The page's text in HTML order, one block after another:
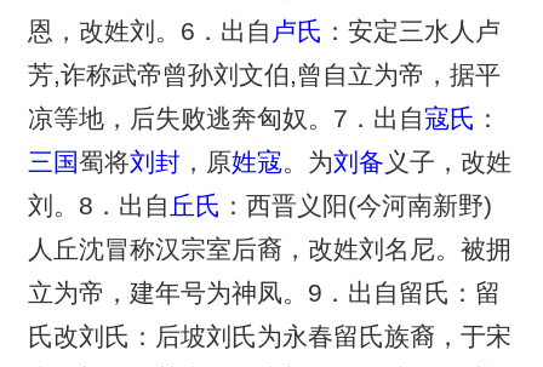
恩，改姓刘。6．出自 卢氏 ：安定三水人卢
芳,诈称武帝曾孙刘文伯,曾自立为帝，据平
凉等地，后失败逃奔匈奴。7．出自寇氏 ：
三国蜀将刘封 ，原姓寇。为刘备 义子，改姓
刘。8．出自 丘氏 ：西晋义阳(今河南新野)
人丘沈冒称汉宗室后裔，改姓刘名尼。被拥
立为帝，建年号为神凤。9．出自留氏：留
氏改刘氏：后坡刘氏为永春留氏族裔，于宋